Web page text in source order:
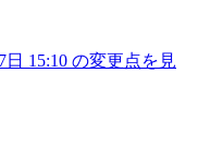
日 15:10 の変更点を見